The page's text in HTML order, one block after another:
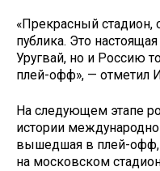
«Прекрасный стадион,
публика. Это
Уругвай, но и Россию
плей-офф», — отметил
На следующем этапе
истории
вышедшая в плей-офф,
на московском